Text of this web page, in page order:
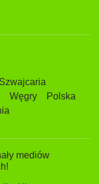
Szwajcaria
Węgry
Polska
mediów